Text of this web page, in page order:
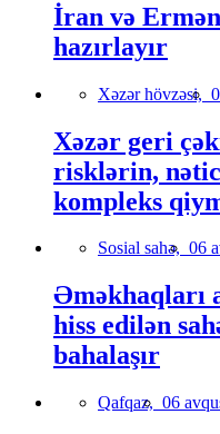
İran və
hazırlayır
Xəzər hövzəsi,
Xəzər geri
risklərin,
kompleks
Sosial sahə, 06
Əməkhaqları
hiss edilən
bahalaşır
Qafqaz, 06